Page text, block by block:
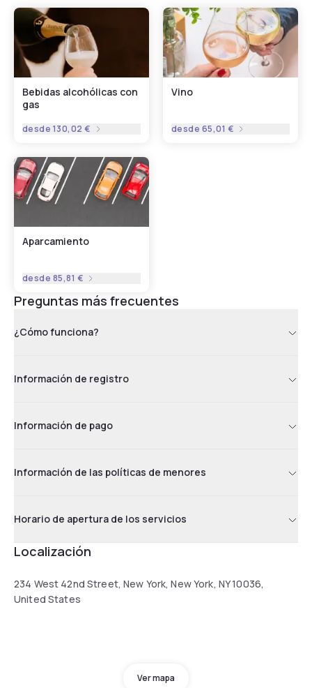
Bebidas alcohólicas con
gas
desde 130,02 €
Vino
desde 65,01 €
Aparcamiento
desde 85,81 €
Preguntas más frecuentes
¿Cómo funciona?
Información de registro
Información de pago
Información de las políticas de menores
Horario de apertura de los servicios
Localización
234 West 42nd Street, New York, New York, NY 10036,
United States
Ver mapa